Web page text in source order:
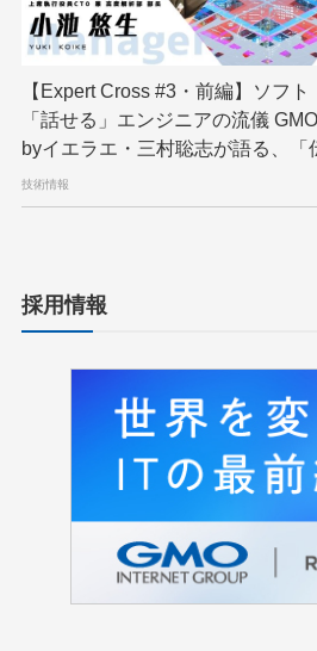
【Expert Cross #3・前編】ソフ
「話せる」エンジニアの流儀
byイエラエ・三村聡志が語る、「
くする」エキスパートの在り方
技術情報
採用情報